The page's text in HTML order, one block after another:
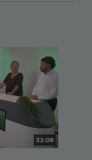
32:08